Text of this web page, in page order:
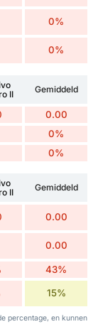
0%
0%
II
Gemiddeld
0.00
0%
0%
II
Gemiddeld
0.00
0.00
43%
15%
percentage, en kunnen